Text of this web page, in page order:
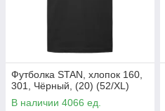
Футболка STAN, хлопок 160,
301, Чёрный, (20) (52/XL)
В наличии 4066 ед.